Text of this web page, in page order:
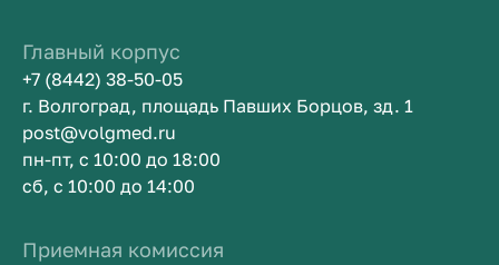
Главный корпус
+7 (8442) 38-50-05
г. Волгоград, площадь Павших Борцов, зд. 1
post@volgmed.ru
пн-пт, с 10:00 до 18:00
сб, с 10:00 до 14:00
Приемная комиссия